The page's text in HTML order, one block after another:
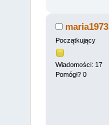
maria1973
Początkujący
Wiadomości: 17
Pomógł? 0